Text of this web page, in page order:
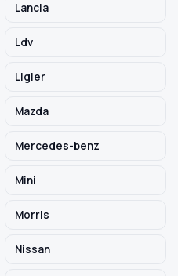
Lancia
Ldv
Ligier
Mazda
Mercedes-benz
Mini
Morris
Nissan